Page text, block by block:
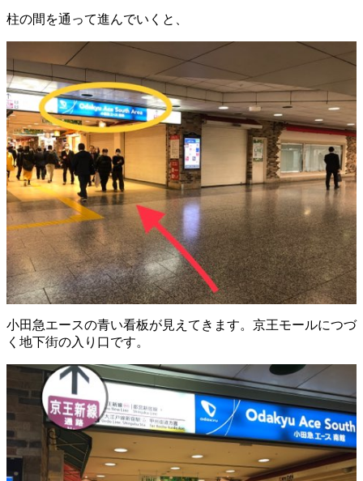
柱の間を通って進んでいくと、
小田急エースの青い看板が見えてきます。京王モールにつづ
く地下街の入り口です。